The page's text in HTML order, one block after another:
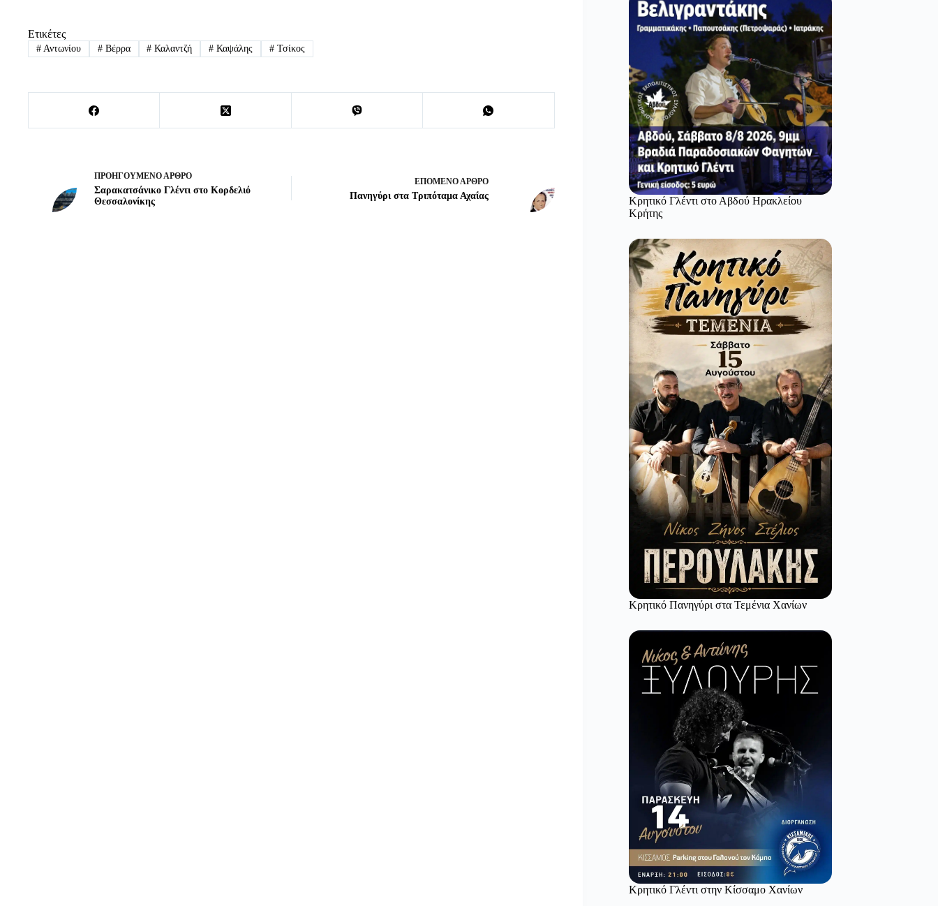
Ετικέτες
#Αντωνίου #Βέρρα # Καλαντζή # Καψάλης # Τσίκος
ΠΡΟΗΓΟΎΜΕΝΟΆΡΘΡΟ
Σαρακατσάνικο Γλέντι στο Κορδελιό
Θεσσαλονίκης
ΕΠΌΜΕΝΟΆΡΘΡΟ
Πανηγύρι στα Τριπόταμα Αχαΐας
Κρητικό Γλέντι στο Αβδού Ηρακλείου
Κρήτης
Κρητικό Πανηγύρι στα Τεμένια Χανίων
Κρητικό Γλέντι στην Κίσσαμο Χανίων